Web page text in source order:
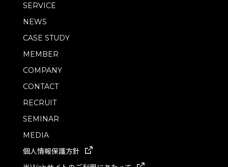
SERVICE
NEWS
CASE STUDY
MEMBER
COMPANY
CONTACT
RECRUIT
SEMINAR
MEDIA
個人情報保護方針